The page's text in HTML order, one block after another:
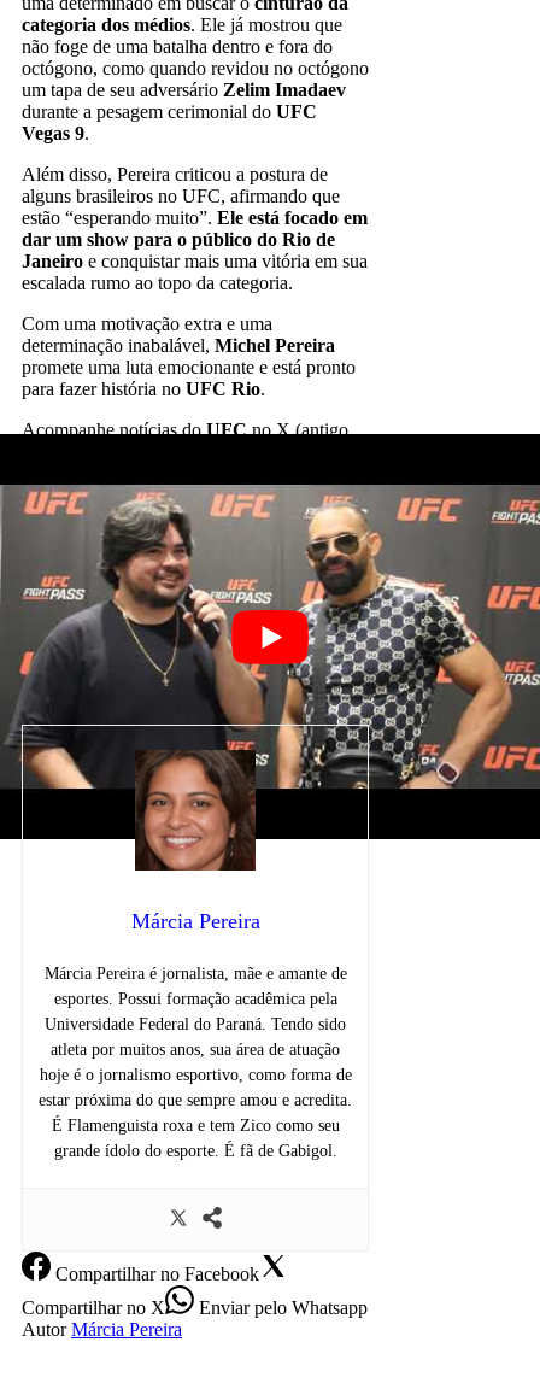
categoria dos médios. Ele já mostrou que
não foge de uma batalha dentro e fora do
octógono, como quando revidou no octógono
um tapa de seu adversário Zelim Imadaev
durante a pesagem cerimonial do UFC
Vegas 9.
Além disso, Pereira criticou a postura de
alguns brasileiros no UFC, afirmando que
estão “esperando muito”. Ele está focado em
dar um show para o público do Rio de
Janeiro e conquistar mais uma vitória em sua
escalada rumo ao topo da categoria.
Com uma motivação extra e uma
determinação inabalável, Michel Pereira
promete uma luta emocionante e está pronto
para fazer história no UFC Rio.
Acompanhe notícias doUFCno X (antigo
Tweets by UFCBrasil
@esporteemidiabr Instagrame
e tenha acesso às nossas novidades
através das redes sociais.
Michel Pereira
Aposta nas melhores casas de
apostas do dia 06 de Agosto 2026
Márcia Pereira
Márcia Pereira é jornalista, mãe e amante de
esportes. Possui formação acadêmica pela
Universidade Federal do Paraná. Tendo sido
atleta por muitos anos, sua área de atuação
hoje é o jornalismo esportivo, como forma de
estar próxima do que sempre amou e acredita.
É Flamenguista roxa e tem Zico como seu
grande ídolo do esporte. É fã de Gabigol.
Compartilharno Facebook
Compartilharno X Enviarpelo Whatsapp
Autor Márcia Pereira